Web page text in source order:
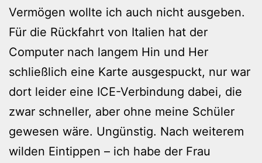
Vermögen wollte ich auch nicht ausgeben.
Für die Rückfahrt von Italien hat der
Computer nach langem Hin und Her
schließlich eine Karte ausgespuckt, nur war
dort leider eine ICE-Verbindung dabei, die
zwar schneller, aber ohne meine Schüler
gewesen wäre. Ungünstig. Nach weiterem
wilden Eintippen – ich habe der Frau